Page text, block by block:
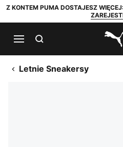
Z KONTEM PUMA DOSTAJESZ
Letnie Sneakersy